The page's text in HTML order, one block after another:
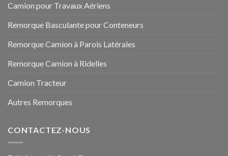
Camion pour Travaux Aériens
Remorque Basculante pour Conteneurs
Remorque Camion à Parois Latérales
Remorque Camion à Ridelles
Camion Tracteur
Autres Remorques
CONTACTEZ-NOUS